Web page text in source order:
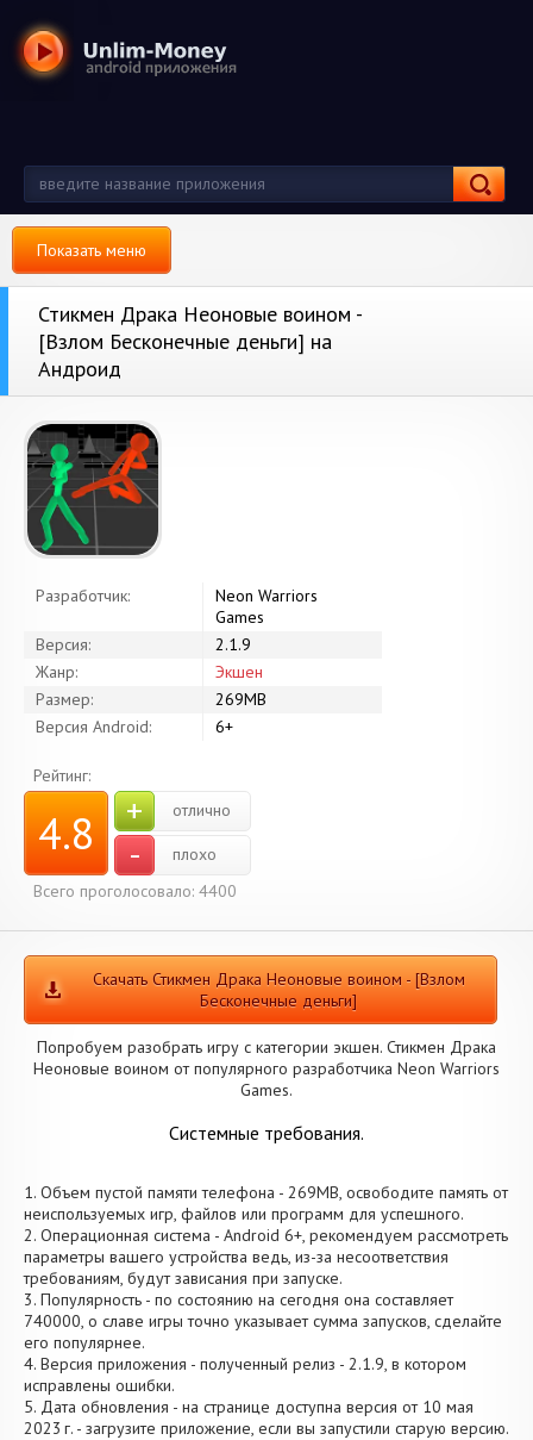
Показать меню
Стикмен Драка Неоновые воином -
[Взлом Бесконечные деньги] на
Андроид
Разработчик:
Neon Warriors
Games
Версия:
2.1.9
Жанр:
Экшен
Размер:
269MB
Версия Android:
6+
Рейтинг:
4.8 + отлично
-
плохо
Всего проголосовало: 4400
Скачать Стикмен Драка Неоновые воином - [Взлом
Бесконечные деньги]
Попробуем разобрать игру с категории экшен. Стикмен Драка
Неоновые воином от популярного разработчика Neon Warriors
Games.
Системные требования.
1. Объем пустой памяти телефона - 269MB, освободите память от
неиспользуемых игр, файлов или программ для успешного.
2. Операционная система - Android 6+, рекомендуем рассмотреть
параметры вашего устройства ведь, из-за несоответствия
требованиям, будут зависания при запуске.
3. Популярность - по состоянию на сегодня она составляет
740000, о cлаве игры точно указывает сумма запусков, сделайте
его популярнее.
4. Версия приложения - полученный релиз - 2.1.9, в котором
исправлены ошибки.
5. Дата обновления - на странице доступна версия от 10 мая
2023 г. - загрузите приложение, если вы запустили старую версию.